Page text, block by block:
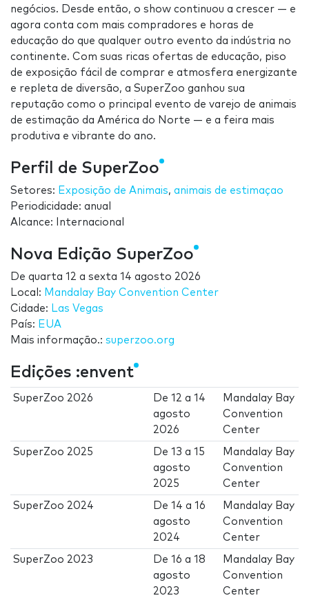
negócios. Desde então, o show continuou a crescer — e
agora conta com mais compradores e horas de
educação do que qualquer outro evento da indústria no
continente. Com suas ricas ofertas de educação, piso
de exposição fácil de comprar e atmosfera energizante
e repleta de diversão, a SuperZoo ganhou sua
reputação como o principal evento de varejo de animais
de estimação da América do Norte — e a feira mais
produtiva e vibrante do ano.
Perfil de SuperZoo
Setores: Exposição de Animais, animais de estimaçao
Periodicidade: anual
Alcance: Internacional
Nova Edição SuperZoo
De quarta 12 a sexta 14 agosto 2026
Local: Mandalay Bay Convention Center
Cidade: Las Vegas
País: EUA
Mais informação.: superzoo.org
Edições :envent
SuperZoo 2026 De12 a14
agosto
2026
Mandalay Bay
Convention
Center
SuperZoo 2025 De13 a15
agosto
2025
Mandalay Bay
Convention
Center
SuperZoo 2024 De14 a16
agosto
2024
Mandalay Bay
Convention
Center
SuperZoo 2023 De16 a18
agosto
2023
Mandalay Bay
Convention
Center